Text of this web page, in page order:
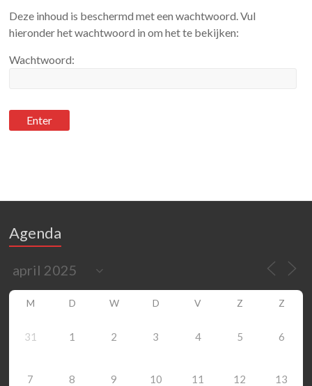
Deze inhoud is beschermd met een wachtwoord. Vul
hieronder het wachtwoord in om het te bekijken:
Wachtwoord:
Agenda
M D W D V Z Z
31 1 2 3 4 5 6
7 8 9 10 11 12 13